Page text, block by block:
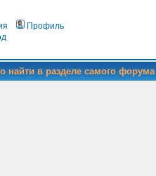
Профиль
в разделе самого форума